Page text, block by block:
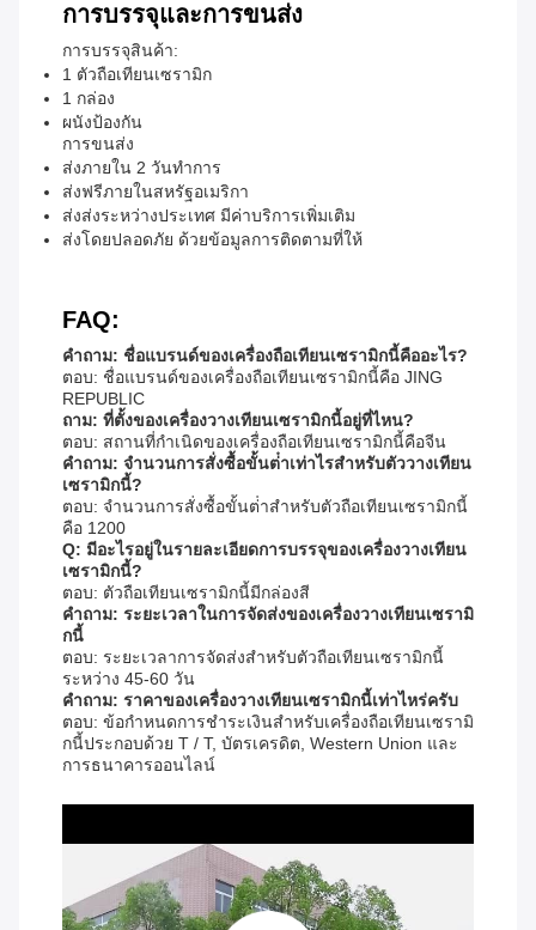
การบรรจุและการขนส่ง
การบรรจุสินค้า:
1 ตัวถือเทียนเซรามิก
1 กล่อง
ผนังป้องกัน
การขนส่ง
ส่งภายใน 2 วันทําการ
ส่งฟรีภายในสหรัฐอเมริกา
ส่งส่งระหว่างประเทศ มีค่าบริการเพิ่มเติม
ส่งโดยปลอดภัย ด้วยข้อมูลการติดตามที่ให้
FAQ:
คําถาม: ชื่อแบรนด์ของเครื่องถือเทียนเซรามิกนี้คืออะไร?
ตอบ: ชื่อแบรนด์ของเครื่องถือเทียนเซรามิกนี้คือ JING
REPUBLIC
ถาม: ที่ตั้งของเครื่องวางเทียนเซรามิกนี้อยู่ที่ไหน?
ตอบ: สถานที่กําเนิดของเครื่องถือเทียนเซรามิกนี้คือจีน
คําถาม: จํานวนการสั่งซื้อขั้นต่ําเท่าไรสําหรับตัววางเทียน
เซรามิกนี้?
ตอบ: จํานวนการสั่งซื้อขั้นต่ําสําหรับตัวถือเทียนเซรามิกนี้
คือ 1200
Q: มีอะไรอยู่ในรายละเอียดการบรรจุของเครื่องวางเทียน
เซรามิกนี้?
ตอบ: ตัวถือเทียนเซรามิกนี้มีกล่องสี
คําถาม: ระยะเวลาในการจัดส่งของเครื่องวางเทียนเซรามิ
กนี้
ตอบ: ระยะเวลาการจัดส่งสําหรับตัวถือเทียนเซรามิกนี้
ระหว่าง 45-60 วัน
คําถาม: ราคาของเครื่องวางเทียนเซรามิกนี้เท่าไหร่ครับ
ตอบ: ข้อกําหนดการชําระเงินสําหรับเครื่องถือเทียนเซรามิ
กนี้ประกอบด้วย T / T, บัตรเครดิต, Western Union และ
การธนาคารออนไลน์